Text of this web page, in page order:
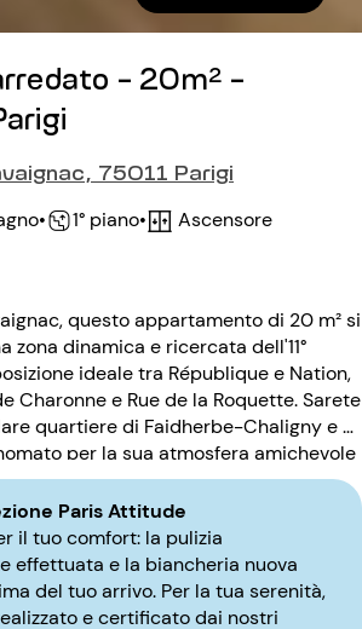
- 20m² -
75011 Parigi
• 1° piano• Ascensore
questo appartamento di 20 m² si
zona dinamica e ricercata dell'11°
ideale tra République e Nation,
Charonne e Rue de la Roquette. Sarete
quartiere di Faidherbe-Chaligny e al
per la sua atmosfera amichevole
metropolitana
soli 200 metri dalla struttura e offre
monolocale pronto
fino a 2 persone per un soggiorno
Situato al 1° piano con ascensore, in
codice d'ingresso, offre un ambiente
Paris Attitude
il tuo comfort: la pulizia
effettuata e la biancheria nuova
del tuo arrivo. Per la tua serenità,
e certificato dai nostri